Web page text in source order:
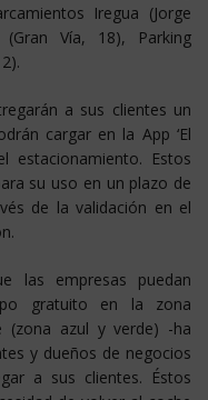
Iregua (Jorge
(Gran Vía, 18), Parking
a sus clientes un
cargar en la App ‘El
estacionamiento. Estos
su uso en un plazo de
de la validación en el
las empresas puedan
gratuito en la zona
(zona azul y verde) -ha
y dueños de negocios
a sus clientes. Éstos